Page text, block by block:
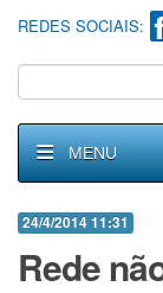
REDES SOCIAIS:
MENU
24/4/2014 11:31
Rede